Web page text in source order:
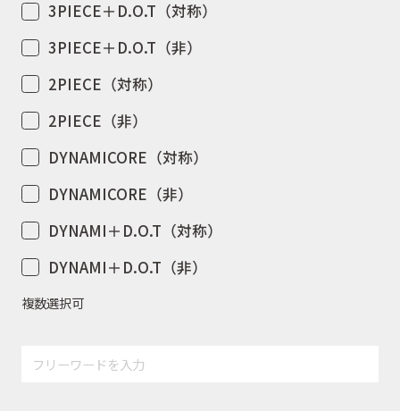
3PIECE＋D.O.T（対称）
3PIECE＋D.O.T（非）
2PIECE（対称）
2PIECE（非）
DYNAMICORE（対称）
DYNAMICORE（非）
DYNAMI＋D.O.T（対称）
DYNAMI＋D.O.T（非）
複数選択可